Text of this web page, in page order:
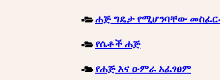
ሐጅ ግዴታ የሚሆንባቸው
የሴቶች ሐጅ
የሐጅ እና ዑምራ አፈፃፀም